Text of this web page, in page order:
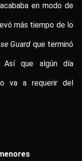
en modo de
más tiempo de lo
Guard que terminó
Así que algún día
va a requerir del